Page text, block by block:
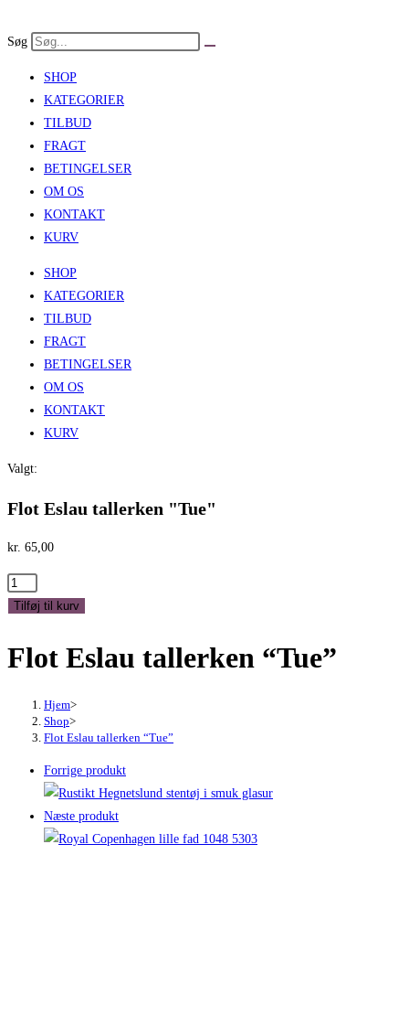
to
Søg
SHOP
KATEGORIER
TILBUD
FRAGT
BETINGELSER
OM OS
KONTAKT
KURV
SHOP
KATEGORIER
TILBUD
FRAGT
BETINGELSER
OM OS
KONTAKT
KURV
Valgt:
Flot Eslau tallerken "Tue"
kr. 65,00
Flot
Eslau
"Tue"
Tilføj til kurv
Flot Eslau tallerken “Tue”
Hjem>
Shop>
Flot Eslau tallerken “Tue”
Forrige produkt
Næste produkt